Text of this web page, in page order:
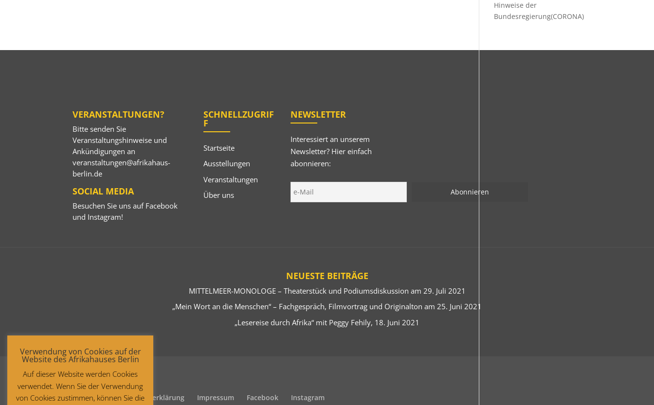
Hinweise der
Bundesregierung(CORONA)
VERANSTALTUNGEN?
Bitte senden Sie
Veranstaltungshinweise und
Ankündigungen an
veranstaltungen@afrikahaus-
berlin.de
SOCIAL MEDIA
Besuchen Sie uns auf Facebook
und Instagram!
SCHNELLZUGRIF
F
Startseite
Ausstellungen
Veranstaltungen
Über uns
NEWSLETTER
Interessiert an unserem
Newsletter? Hier einfach
abonnieren:
NEUESTE BEITRÄGE
MITTELMEER-MONOLOGE – Theaterstück und Podiumsdiskussion am 29. Juli 2021
„Mein Wort an die Menschen“ – Fachgespräch, Filmvortrag und Originalton am 25. Juni 2021
„Lesereise durch Afrika“ mit Peggy Fehily, 18. Juni 2021
Startseite Datenschutzerklärung Impressum Facebook Instagram
Verwendung von Cookies auf der
Website des Afrikahauses Berlin
Auf dieser Website werden Cookies
verwendet. Wenn Sie der Verwendung
von Cookies zustimmen, können Sie die